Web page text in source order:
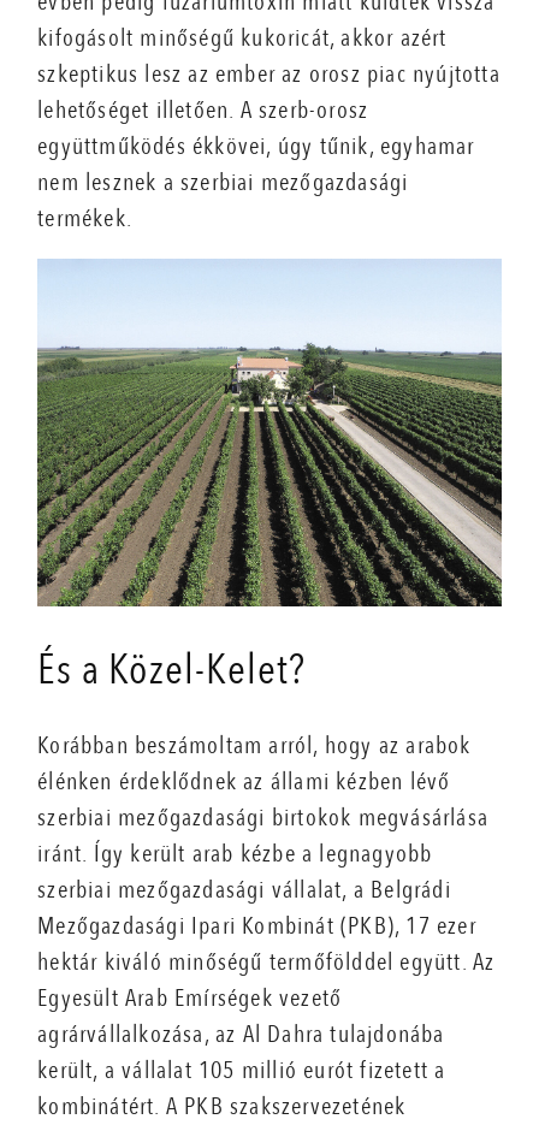
kifogásolt minőségű kukoricát, akkor azért
szkeptikus lesz az ember az orosz piac nyújtotta
lehetőséget illetően. A szerb-orosz
együttműködés ékkövei, úgy tűnik, egyhamar
nem lesznek a szerbiai mezőgazdasági
termékek.
És a Közel-Kelet?
Korábban beszámoltam arról, hogy az arabok
élénken érdeklődnek az állami kézben lévő
szerbiai mezőgazdasági birtokok megvásárlása
iránt. Így került arab kézbe a legnagyobb
szerbiai mezőgazdasági vállalat, a Belgrádi
Mezőgazdasági Ipari Kombinát (PKB), 17 ezer
hektár kiváló minőségű termőfölddel együtt. Az
Egyesült Arab Emírségek vezető
agrárvállalkozása, az Al Dahra tulajdonába
került, a vállalat 105 millió eurót fizetett a
kombinátért. A PKB szakszervezetének